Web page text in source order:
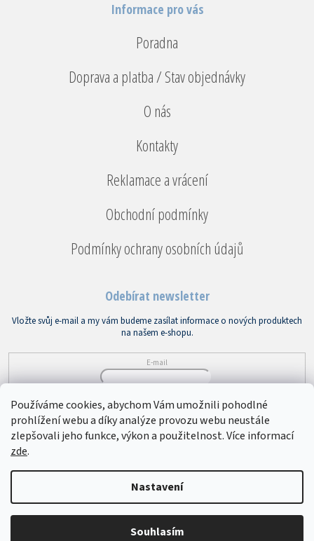
Používáme cookies, abychom Vám umožnili pohodlné
prohlížení webu a díky analýze provozu webu neustále
zlepšovali jeho funkce, výkon a použitelnost. Více informací
zde.
Nastavení
Souhlasím
Informace pro vás
Poradna
Doprava a platba / Stav objednávky
O nás
Kontakty
Reklamace a vrácení
Obchodní podmínky
Podmínky ochrany osobních údajů
Odebírat newsletter
Vložte svůj e-mail a my vám budeme zasílat informace o nových produktech
na našem e-shopu.
E-mail
PŘIHLÁSIT SE
Vytvořil Shoptet
Bytový textil VEBA . Všechna práva vyhrazena.
nastavení cookies